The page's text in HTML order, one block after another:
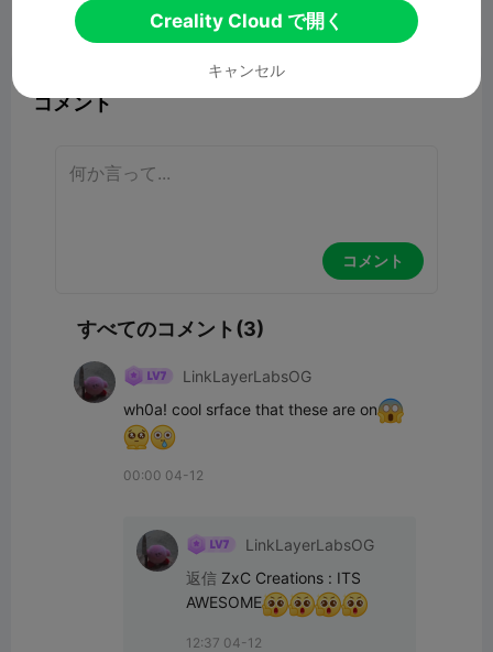
6  3
コメント
コメント
すべてのコメント(3)
LinkLayerLabsOG
wh0a! cool srface that these are on
00:00 04-12
LinkLayerLabsOG
返信 ZxC Creations : ITS
AWESOME
12:37 04-12
Creality Cloud で開く
キャンセル